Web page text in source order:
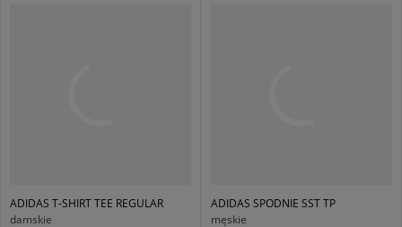
ADIDAS T-SHIRT TEE REGULAR
damskie
ADIDAS SPODNIE SST TP
męskie